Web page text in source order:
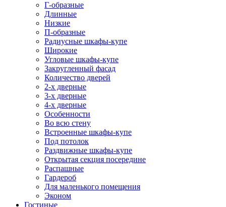
Г-образные
Длинные
Низкие
П-образные
Радиусные шкафы-купе
Широкие
Угловые шкафы-купе
Закругленный фасад
Количество дверей
2-х дверные
3-х дверные
4-х дверные
Особенности
Во всю стену
Встроенные шкафы-купе
Под потолок
Раздвижные шкафы-купе
Открытая секция посередине
Распашные
Гардероб
Для маленького помещения
Эконом
Гостиные